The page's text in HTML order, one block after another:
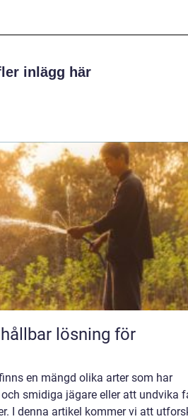
inlägg här
lösning för
en mängd olika arter som har
smidiga jägare eller att undvika
I denna artikel kommer vi att